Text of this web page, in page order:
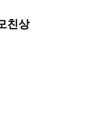
친상